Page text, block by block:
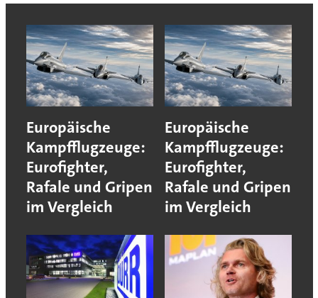
Europäische
Kampfflugzeuge:
Eurofighter,
Rafale und Gripen
im Vergleich
Europäische
Kampfflugzeuge:
Eurofighter,
Rafale und Gripen
im Vergleich